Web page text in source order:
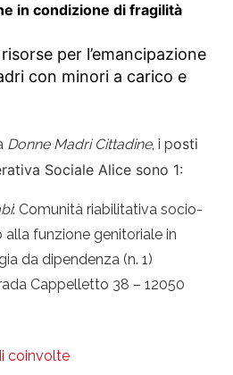
in condizione di fragilità
per l’emancipazione
con minori a carico e
Donne Madri Cittadine, i posti
Sociale Alice sono 1:
: Comunità riabilitativa socio-
funzione genitoriale in
da dipendenza (n. 1)
Cappelletto 38 – 12050
coinvolte